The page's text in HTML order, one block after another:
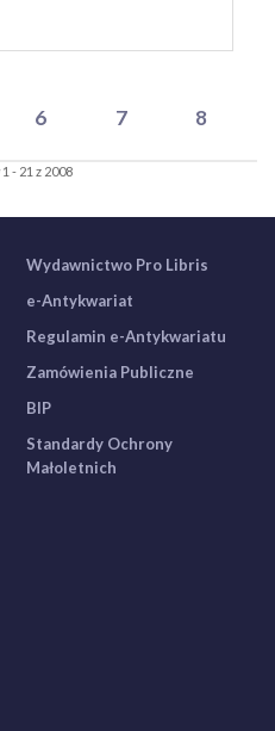
6 7 8
- 21 z 2008
Wydawnictwo Pro Libris
e-Antykwariat
Regulamin e-Antykwariatu
Zamówienia Publiczne
BIP
Standardy Ochrony
Małoletnich